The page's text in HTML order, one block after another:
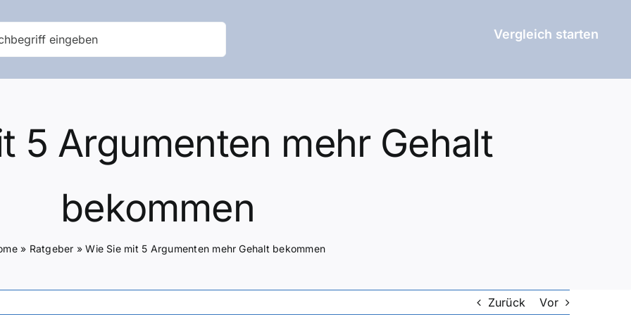
Vergleich starten
5 Argumenten mehr Gehalt
bekommen
» Ratgeber »Wie Sie mit 5 Argumenten mehr Gehalt bekommen
Zurück Vor